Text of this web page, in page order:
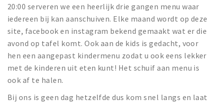
20:00 serveren we een heerlijk drie gangen menu waar
iedereen bij kan aanschuiven. Elke maand wordt op deze
site, facebook en instagram bekend gemaakt wat er die
avond op tafel komt. Ook aan de kids is gedacht, voor
hen een aangepast kindermenu zodat u ook eens lekker
met de kinderen uit eten kunt! Het schuif aan menu is
ook af te halen.
Bij ons is geen dag hetzelfde dus kom snel langs en laat